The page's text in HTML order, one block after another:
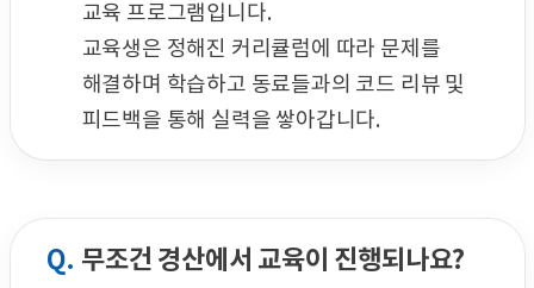
교육 프로그램입니다.
교육생은 정해진 커리큘럼에 따라 문제를
해결하며 학습하고 동료들과의 코드 리뷰 및
피드백을 통해 실력을 쌓아갑니다.
Q. 무조건 경산에서 교육이 진행되나요?